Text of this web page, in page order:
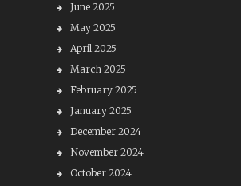
June 2025
May 2025
April 2025
March 2025
February 2025
January 2025
December 2024
November 2024
October 2024